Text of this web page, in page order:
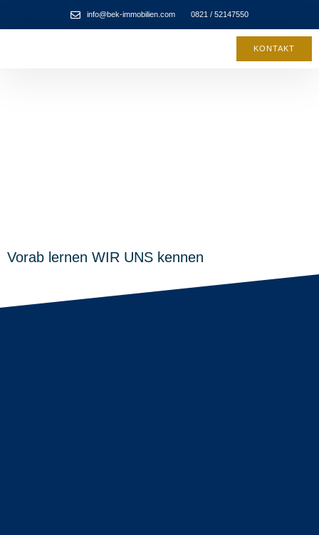
info@bek-immobilien.com 0821 / 52147550
KONTAKT
Vorab lernen WIR UNS kennen